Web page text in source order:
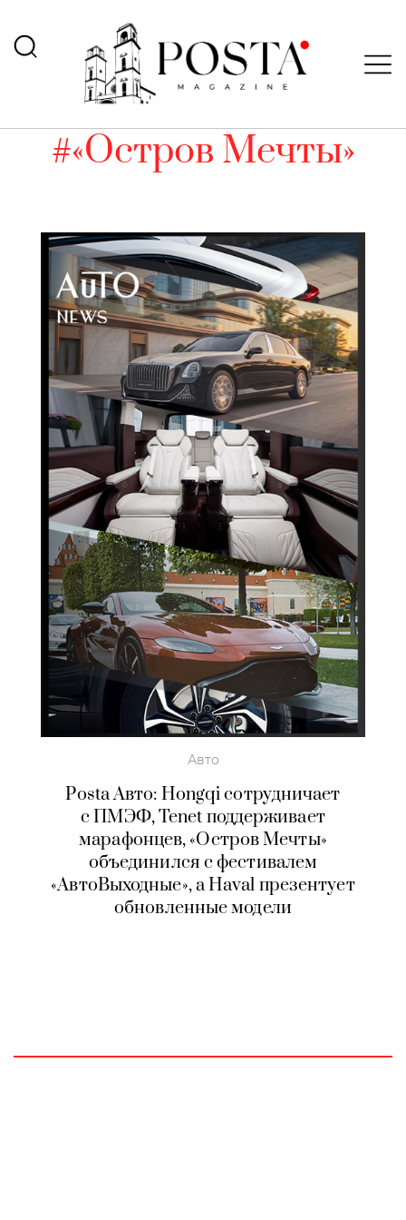
#«Остров Мечты»
Авто
Posta Авто: Hongqi сотрудничает
с ПМЭФ, Tenet поддерживает
марафонцев, «Остров Мечты»
объединился с фестивалем
«АвтоВыходные», а Haval презентует
обновленные модели